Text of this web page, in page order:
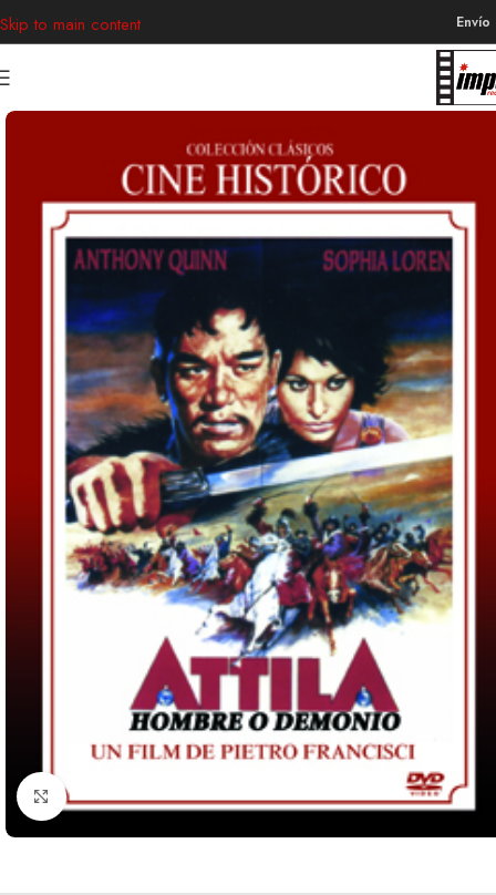
Skip to main content
Clic para ampliar